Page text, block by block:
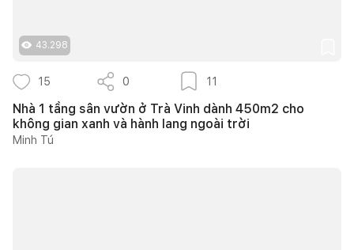
43.298
15 0 11
Nhà 1 tầng sân vườn ở Trà Vinh dành 450m2 cho
không gian xanh và hành lang ngoài trời
Minh Tú